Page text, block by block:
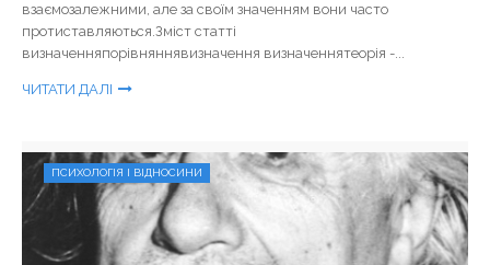
взаємозалежними, але за своїм значенням вони часто
протиставляються.Зміст статті
визначенняпорівняннявизначення визначеннятеорія -...
ЧИТАТИ ДАЛІ
ПСИХОЛОГІЯ І ВІДНОСИНИ